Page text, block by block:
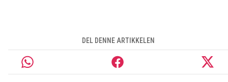
DEL DENNE ARTIKKELEN